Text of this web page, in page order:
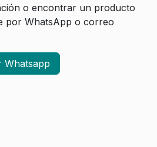
o encontrar un producto
por WhatsApp o correo
Whatsapp